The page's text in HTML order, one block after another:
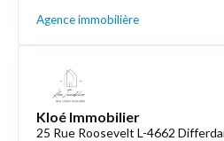
Agence immobilière
Kloé Immobilier
25 Rue Roosevelt L-4662